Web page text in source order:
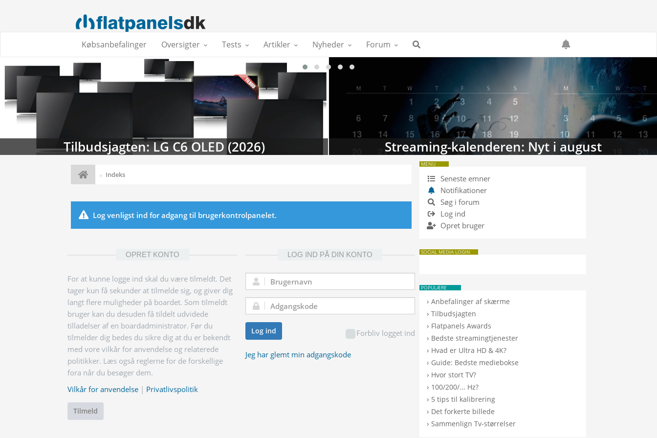
Købsanbefalinger Oversigter Tests Artikler Nyheder Forum
Tilbudsjagten: LG C6 OLED (2026) Streaming-kalenderen: Nyt i august
Indeks
Log venligst ind for adgang til brugerkontrolpanelet.
OPRET KONTO
For at kunne logge ind skal du være tilmeldt. Det
tager kun få sekunder at tilmelde sig, og giver dig
langt flere muligheder på boardet. Som tilmeldt
bruger kan du desuden få tildelt udvidede
tilladelser af en boardadministrator. Før du
tilmelder dig bedes du sikre dig at du er bekendt
med vore vilkår for anvendelse og relaterede
politikker. Læs også reglerne for de forskellige
fora når du besøger dem.
Vilkår for anvendelse | Privatlivspolitik
Tilmeld
LOG IND PÅ DIN KONTO
Brugernavn:
Adgangskode:
Forbliv logget ind
Log ind
Jeg har glemt min adgangskode
MENU
Seneste emner
Notifikationer
Søg i forum
Log ind
Opret bruger
SOCIAL MEDIA LOGIN
POPULÆRE
›Anbefalinger af skærme
›Tilbudsjagten
› Flatpanels Awards
› Bedste streamingtjenester
› Hvad er Ultra HD & 4K?
› Guide: Bedste mediebokse
› Hvor stort TV?
› 100/200/... Hz?
› 5 tips til kalibrering
› Det forkerte billede
›Sammenlign Tv-størrelser